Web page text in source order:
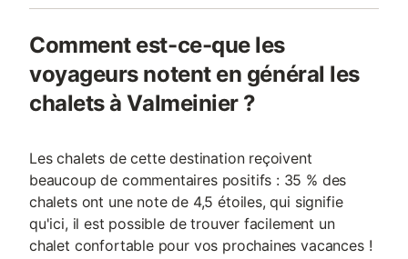
Comment est-ce-que les
voyageurs notent en général les
chalets à Valmeinier ?
Les chalets de cette destination reçoivent
beaucoup de commentaires positifs : 35 % des
chalets ont une note de 4,5 étoiles, qui signifie
qu'ici, il est possible de trouver facilement un
chalet confortable pour vos prochaines vacances !